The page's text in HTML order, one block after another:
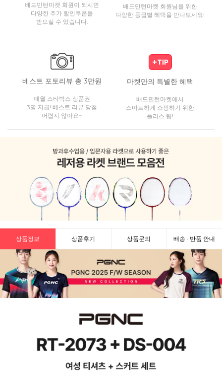
배드민턴마켓 회원이 되시면
다양한 추가 할인쿠폰을
받으실 수 있습니다.
배드민턴마켓 회원님을 위한
다양한 등급별 혜택을 만나보세요!
베스트 포토리뷰 총 3만원
매월 스타벅스 상품권
3명 지급! 베스트 리뷰 당첨
어렵지 않아요~
마켓만의 특별한 혜택
배드민턴마켓에서
스마트하게 쇼핑하기 위한
플러스 팁!
상품정보 상품후기 상품문의 배송 · 반품 안내